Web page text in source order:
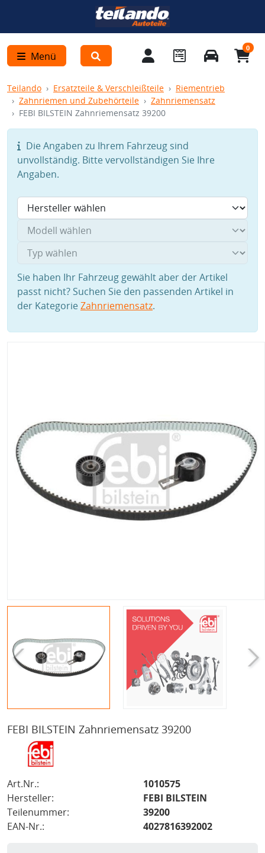
Menü
0
Teilando Ersatzteile & Verschleißteile
Riementrieb
Zahnriemen und Zubehörteile
Zahnriemensatz
FEBI BILSTEIN Zahnriemensatz 39200
Die Angaben zu Ihrem Fahrzeug sind
unvollständig. Bitte vervollständigen Sie Ihre
Angaben.
Sie haben Ihr Fahrzeug gewählt aber der Artikel
passt nicht? Suchen Sie den passenden Artikel in
der KategorieZahnriemensatz.
FEBI BILSTEIN Zahnriemensatz 39200
Art.Nr.:
1010575
Hersteller:
FEBI BILSTEIN
Teilenummer:
39200
EAN-Nr.:
4027816392002